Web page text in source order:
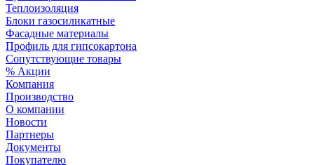
Теплоизоляция
Блоки газосиликатные
Фасадные материалы
Профиль для гипсокартона
Сопутствующие товары
% Акции
Компания
Производство
О компании
Новости
Партнеры
Документы
Покупателю